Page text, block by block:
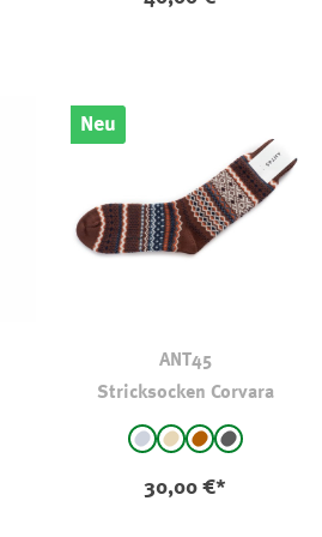
Neu
ANT45
Stricksocken Corvara
Farbeauswählen
Graubeige - gemustert
braun -anthra -
30,00 €*